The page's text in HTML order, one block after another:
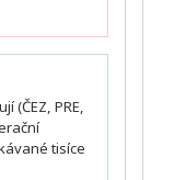
(ČEZ, PRE,
tisíce